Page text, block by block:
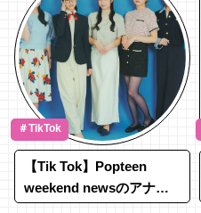
＃TikTok
【Tik Tok】Popteen
weekend newsのアナた